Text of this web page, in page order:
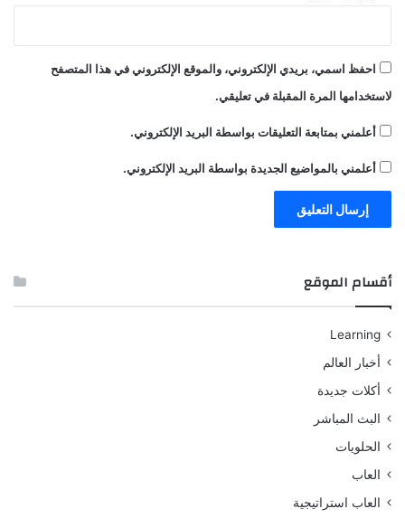
احفظ اسمي، بريدي الإلكتروني، والموقع الإلكتروني في هذا المتصفح
لاستخدامها المرة المقبلة في تعليقي.
أعلمني بمتابعة التعليقات بواسطة البريد الإلكتروني.
أعلمني بالمواضيع الجديدة بواسطة البريد الإلكتروني.
أقسام الموقع
Learning
أخبار العالم
أكلات جديدة
البث المباشر
الحلويات
العاب
العاب استراتيجية